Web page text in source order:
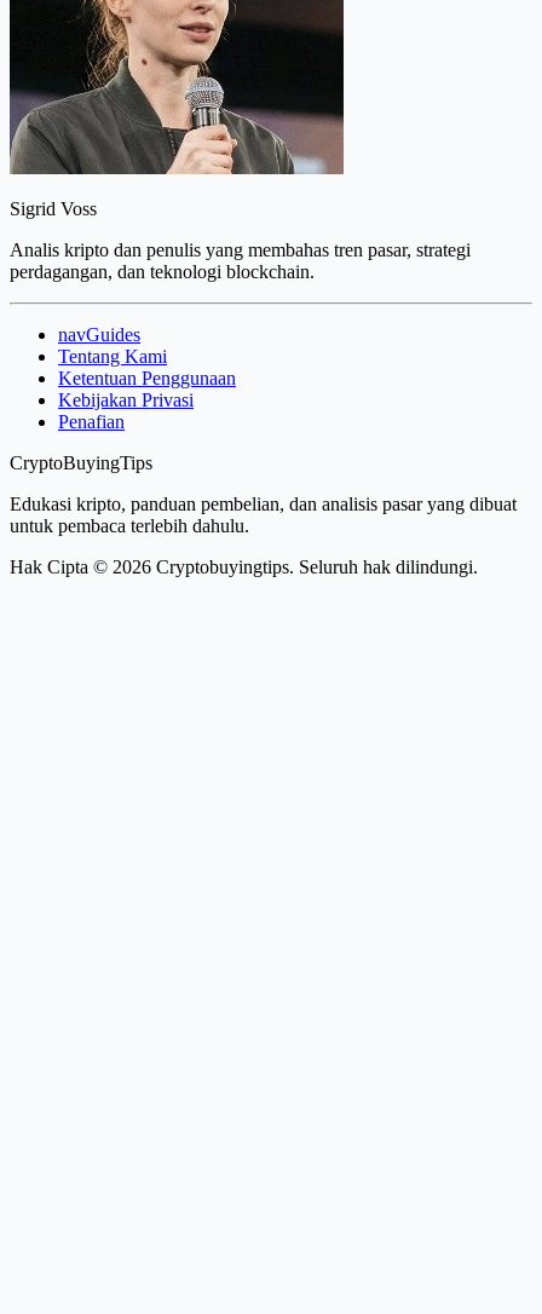
Sigrid Voss
Analis kripto dan penulis yang membahas tren pasar, strategi
perdagangan, dan teknologi blockchain.
navGuides
Tentang Kami
Ketentuan Penggunaan
Kebijakan Privasi
Penafian
CryptoBuyingTips
Edukasi kripto, panduan pembelian, dan analisis pasar yang dibuat
untuk pembaca terlebih dahulu.
Hak Cipta © 2026 Cryptobuyingtips. Seluruh hak dilindungi.